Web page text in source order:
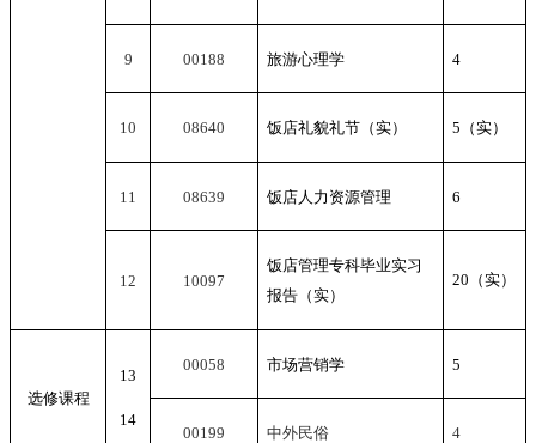
9 00188 旅游心理学 4
10 08640 饭店礼貌礼节（实） 5 （实）
11 08639 饭店人力资源管理 6
12 10097
饭店管理专科毕业实习
报告（实）
20 （实）
选修课程
13
14
00058 市场营销学 5
00199 中外民俗 4